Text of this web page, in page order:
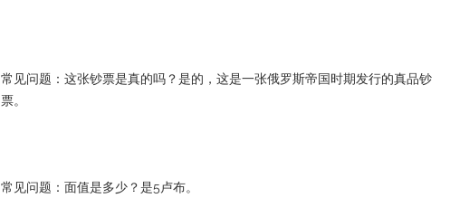
常见问题：这张钞票是真的吗？是的，这是一张俄罗斯帝国时期发行的真品钞
票。
常见问题：面值是多少？是5卢布。